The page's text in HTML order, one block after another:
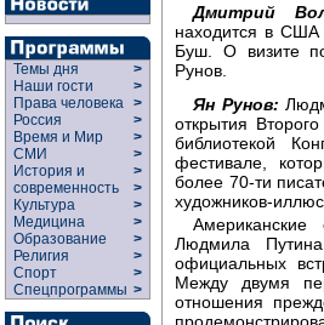
Темы дня
>
Наши гости
>
Права человека >
Россия
>
Время и Мир
>
СМИ
>
История и
современность
>
>
Культура
>
Медицина
>
Образование
>
Религия
>
Спорт
>
Спецпрограммы >
Дмитрий
находится в
Буш. О визите
Рунов.
Ян Рунов:
открытия
библиотекой
фестивале,
более 70-ти
художников-
Людмила
официальных
Между двумя
отношения